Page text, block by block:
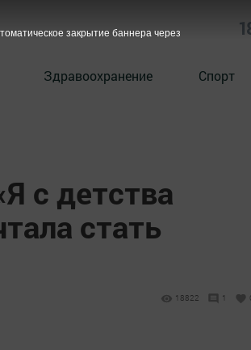
Здравоохранение Спорт
с детства
стать
18822 1
закрытие баннера через